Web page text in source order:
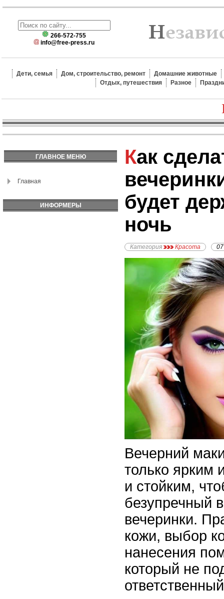
266-572-755
info@free-press.ru
Дети, семья Дом, строительство, ремонт
Домашние животные
Отдых, путешествия
Разное
ГЛАВНОЕ МЕНЮ
Главная
ИНФОРМЕРЫ
Как сделать макияж для
будет
ночь
Категория Красота
Вечерний
только ярким
и стойким,
безупречный
вечеринки.
кожи, выбор
нанесения
который не